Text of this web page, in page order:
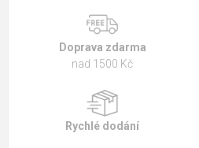
Doprava zdarma
nad 1500 Kč
Rychlé dodání